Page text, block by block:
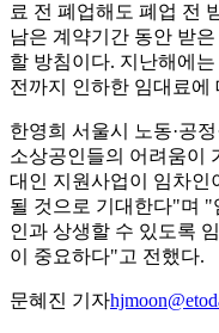
료 전 폐업해도 폐업 전
남은 계약기간 동안 받
할 방침이다. 지난해에
전까지 인하한 임대료에
한영희 서울시 노동·공
소상공인들의 어려움이
대인 지원사업이 임차인
될 것으로 기대한다"며 "
인과 상생할 수 있도록
이 중요하다"고 전했다.
문혜진 기자